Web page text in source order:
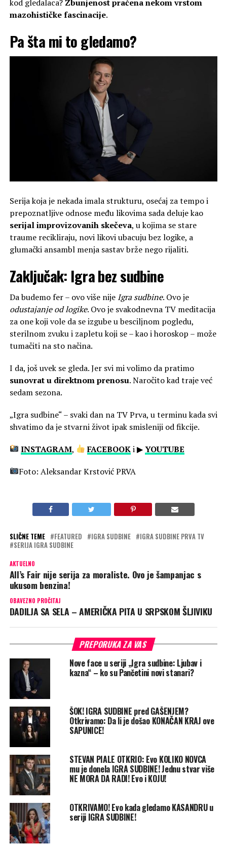
kod gledalaca? Zbunjenost praćena nekom vrstom
mazohističke fascinacije.
Pa šta mi to gledamo?
Serija koja je nekada imala strukturu, osećaj za tempo i
prepoznatljive odnose među likovima sada deluje kao
serijal improvizovanih skečeva, u kojima se stare
traume recikliraju, novi likovi ubacuju bez logike, a
glumački ansambl menja sastav brže nego rijaliti.
Zaključak: Igra bez sudbine
Da budemo fer – ovo više nije Igra sudbine. Ovo je
odustajanje od logike. Ovo je svakodnevna TV meditacija
za one koji vole da se izgube u besciljnom pogledu,
sterilnom zvuku i zapletu koji se – kao i horoskop – može
tumačiti na sto načina.
I da, još uvek se gleda. Jer svi mi volimo da pratimo
sunovrat u direktnom prenosu. Naročito kad traje već
sedam sezona.
„Igra sudbine“ – svaki dan na TV Prva, u terminu kada svi
shvatimo da je stvarni život ipak smisleniji od fikcije.
INSTAGRAM, FACEBOOKi ▶YOUTUBE
Foto: Aleksandar Krstović PRVA
SLIČNE TEME FEATURED IGRA SUDBINE
IGRA SUDBINE PRVA TV
SERIJA IGRA SUDBINE
AKTUELNO
All’s Fair nije serija za moraliste. Ovo je šampanjac s
ukusom benzina!
OBAVEZNO PROČITAJ
DADILJA SA SELA – AMERIČKA PITA U SRPSKOM ŠLJIVIKU
PREPORUKA ZA VAS
Nove face u seriji „Igra sudbine: Ljubav i
kazna“ – ko su Pančetini novi stanari?
ŠOK! IGRA SUDBINE pred GAŠENJEM?
Otkrivamo: Da li je došao KONAČAN KRAJ ove
SAPUNICE!
STEVAN PIALE OTKRIO: Evo KOLIKO NOVCA
mu je donela IGRA SUDBINE! Jednu stvar više
NE MORA DA RADI! Evo i KOJU!
OTKRIVAMO! Evo kada gledamo KASANDRU u
seriji IGRA SUDBINE!